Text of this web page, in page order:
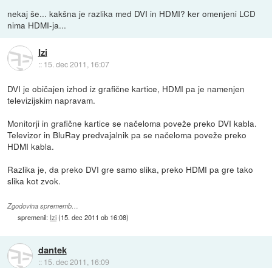
nekaj še... kakšna je razlika med DVI in HDMI? ker omenjeni LCD
nima HDMI-ja...
Izi
:: 15. dec 2011, 16:07
DVI je običajen izhod iz grafične kartice, HDMI pa je namenjen
televizijskim napravam.
Monitorji in grafične kartice se načeloma poveže preko DVI kabla.
Televizor in BluRay predvajalnik pa se načeloma poveže preko
HDMI kabla.
Razlika je, da preko DVI gre samo slika, preko HDMI pa gre tako
slika kot zvok.
Zgodovina sprememb…
spremenil: Izi(15. dec 2011 ob 16:08)
dantek
:: 15. dec 2011, 16:09